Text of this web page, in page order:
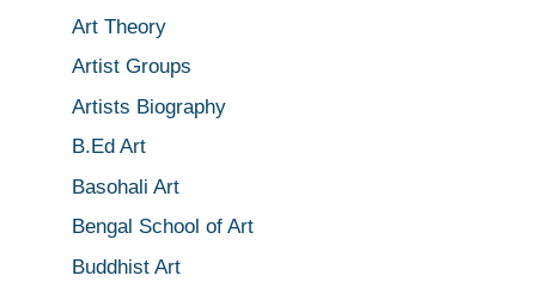
Art Theory
Artist Groups
Artists Biography
B.Ed Art
Basohali Art
Bengal School of Art
Buddhist Art